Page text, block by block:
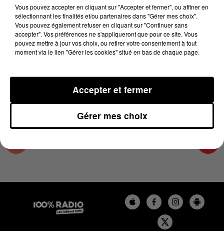
24 janvier 2024 - 4 min 10 sec
LES INFOS DES HAUTES-PYRÉNÉES DU
24/01/2024 À 08H30
Podcasts infos des Hautes-Pyrénées
Vous pouvez accepter en cliquant sur "Accepter et fermer", ou affiner en
sélectionnant les finalités et/ou partenaires dans "Gérer mes choix".
Vous pouvez également refuser en cliquant sur "Continuer sans
accepter". Vos préférences ne s'appliqueront que pour ce site. Vous
pouvez mettre à jour vos choix, ou retirer votre consentement à tout
moment via le lien "Gérer les cookies" situé en bas de chaque page.
Gérer mes choix
Accepter et fermer